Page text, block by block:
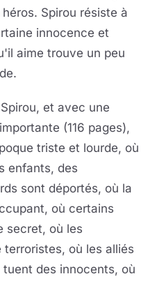
Spirou résiste à
innocence et
aime trouve un peu
et avec une
(116 pages),
triste et lourde, où
enfants, des
sont déportés, où la
où certains
secret, où les
où les alliés
des innocents, où